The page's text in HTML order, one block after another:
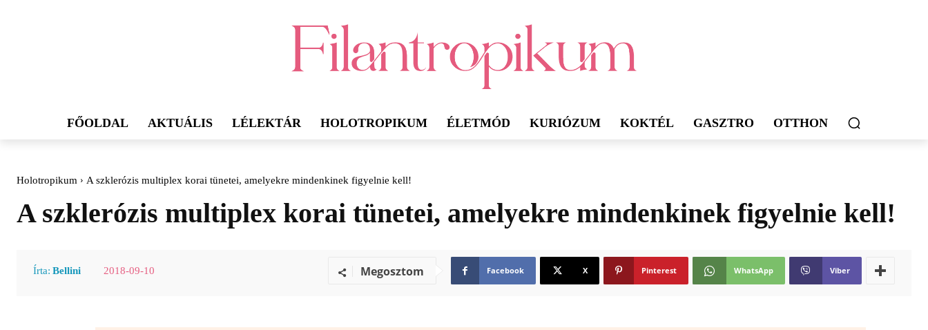
FŐOLDAL AKTUÁLIS LÉLEKTÁR HOLOTROPIKUM ÉLETMÓD KURIÓZUM KOKTÉL GASZTRO OTTHON
Holotropikum A szklerózis multiplex korai tünetei, amelyekre mindenkinek figyelnie kell!
A szklerózis multiplex korai tünetei, amelyekre mindenkinek figyelnie kell!
Írta: Bellini 2018-09-10 Megosztom Facebook X Pinterest WhatsApp Viber